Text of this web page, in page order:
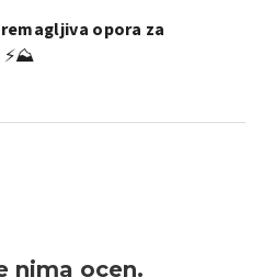
opora za
⚡⛰️
nima ocen.